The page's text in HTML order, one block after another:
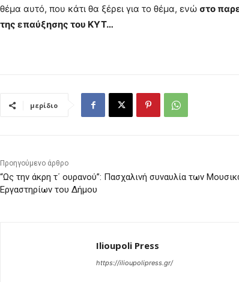
θέμα αυτό, που κάτι θα ξέρει για το θέμα, ενώ στο
της επαύξησης του ΚΥΤ…
μερίδιο
Προηγούμενο άρθρο
“Ως την άκρη τ΄ ουρανού”: Πασχαλινή συναυλία των
Εργαστηρίων του Δήμου
Ilioupoli Press
https://ilioupolipress.gr/